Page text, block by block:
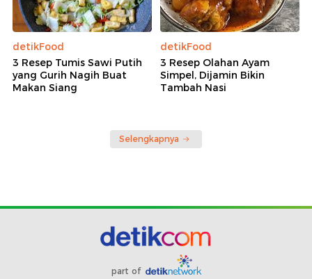
detikFood
3 Resep Tumis Sawi Putih
yang Gurih Nagih Buat
Makan Siang
detikFood
3 Resep Olahan Ayam
Simpel, Dijamin Bikin
Tambah Nasi
Selengkapnya
part of